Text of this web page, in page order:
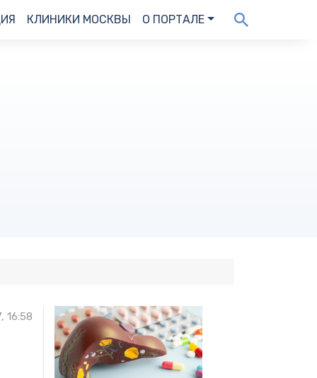
КЛИНИКИ МОСКВЫ О ПОРТАЛЕ
16:58